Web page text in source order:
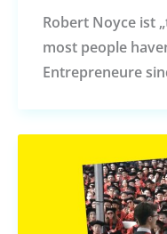
Robert Noyce ist
most people
Entrepreneure